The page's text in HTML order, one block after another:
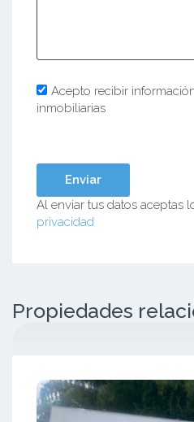
Acepto recibir
inmobiliarias
Al enviar tus datos aceptas
privacidad
Propiedades